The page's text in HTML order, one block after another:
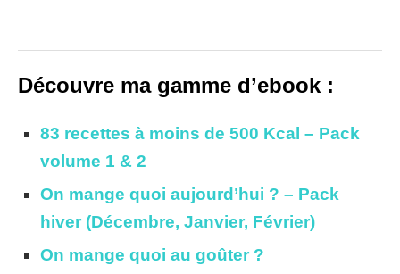
Découvre ma gamme d’ebook :
83 recettes à moins de 500 Kcal – Pack
volume 1 & 2
On mange quoi aujourd’hui ? – Pack
hiver (Décembre, Janvier, Février)
On mange quoi au goûter ?